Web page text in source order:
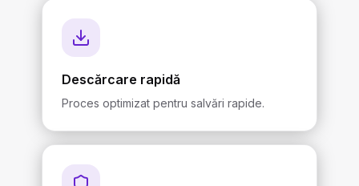
Descărcare rapidă
Proces optimizat pentru salvări rapide.